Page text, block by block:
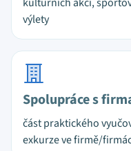
výlety
Spolupráce s
část praktického
exkurze ve firmě/